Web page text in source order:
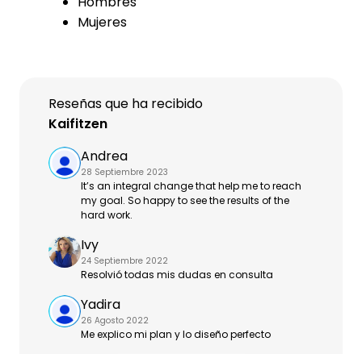
Mujeres
Reseñas que ha recibido
Kaifitzen
Andrea
28 Septiembre 2023
It’s an integral change that help me to reach
my goal. So happy to see the results of the
hard work.
Ivy
24 Septiembre 2022
Resolvió todas mis dudas en consulta
Yadira
26 Agosto 2022
Me explico mi plan y lo diseño perfecto